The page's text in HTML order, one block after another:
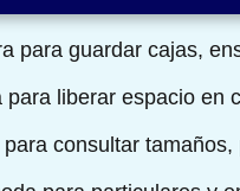
para guardar cajas,
para liberar espacio en
consultar